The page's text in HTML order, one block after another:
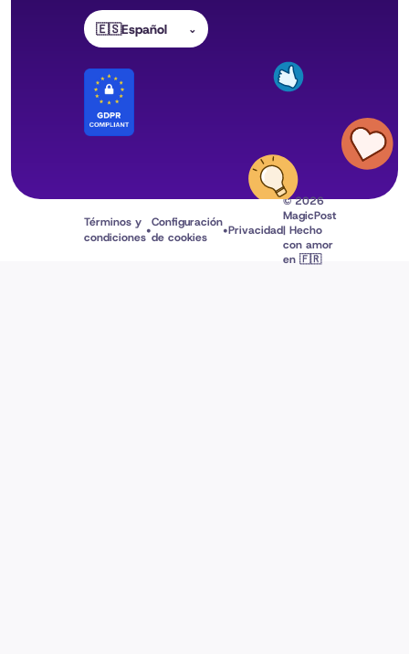
🇪🇸Español ⌄
Términos y
condiciones•Configuración
de cookies
•Privacidad
© 2026
MagicPost
| Hecho
con amor
en 🇫🇷